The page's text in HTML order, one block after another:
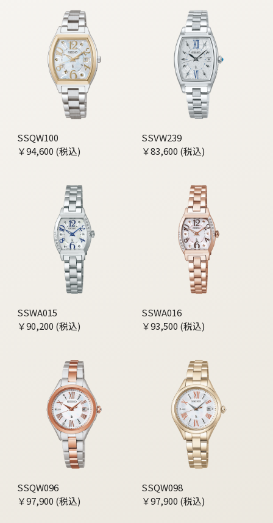
SSQW100
￥94,600 (税込)
SSVW239
￥83,600 (税込)
SSWA015
￥90,200 (税込)
SSWA016
￥93,500 (税込)
SSQW096
￥97,900 (税込)
SSQW098
￥97,900 (税込)